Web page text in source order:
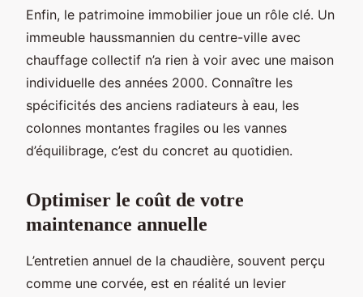
Enfin, le patrimoine immobilier joue un rôle clé. Un
immeuble haussmannien du centre-ville avec
chauffage collectif n’a rien à voir avec une maison
individuelle des années 2000. Connaître les
spécificités des anciens radiateurs à eau, les
colonnes montantes fragiles ou les vannes
d’équilibrage, c’est du concret au quotidien.
Optimiser le coût de votre
maintenance annuelle
L’entretien annuel de la chaudière, souvent perçu
comme une corvée, est en réalité un levier